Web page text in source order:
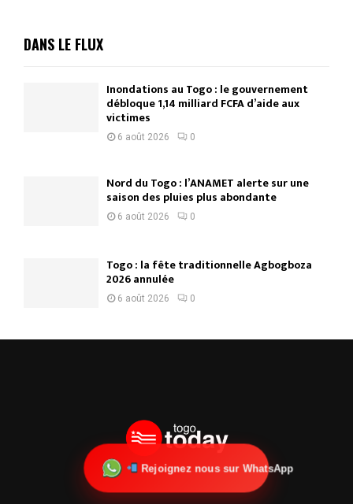
DANS LE FLUX
Inondations au Togo : le gouvernement
débloque 1,14 milliard FCFA d’aide aux
victimes
6 août 2026 0
Nord du Togo : l’ANAMET alerte sur une
saison des pluies plus abondante
6 août 2026 0
Togo : la fête traditionnelle Agbogboza
2026 annulée
6 août 2026 0
Rejoignez nous sur WhatsApp